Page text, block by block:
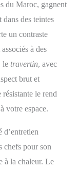
adhésifs
: salle de bains,
marbré et leur
solution déco
de manière
du Maroc, gagnent
des teintes
un contraste
à des
le travertin, avec
brut et
le rend
votre espace.
chefs pour son
à la chaleur. Le